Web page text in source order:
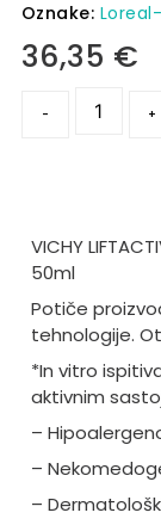
Oznake:
36,35 €
- +
VICHY
50ml
Potiče
tehnologije.
*In vitro
aktivnim
–
–
–